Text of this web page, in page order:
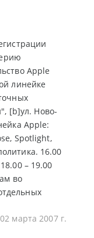
Apple
линейке
[b]ул. Ново-
Apple:
Spotlight,
16.00
– 19.00
во
02 марта 2007 г.